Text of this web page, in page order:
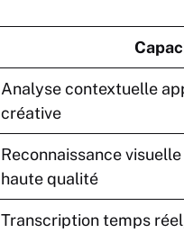
Analyse contextuelle
créative
Reconnaissance
haute qualité
Transcription temps